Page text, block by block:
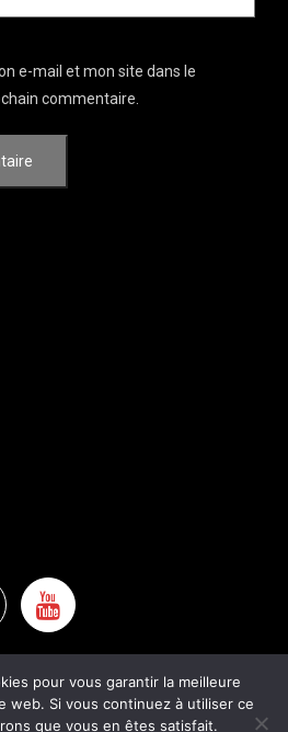
e-mail et mon site dans le
commentaire.
pour vous garantir la meilleure
web. Si vous continuez à utiliser ce
que vous en êtes satisfait.